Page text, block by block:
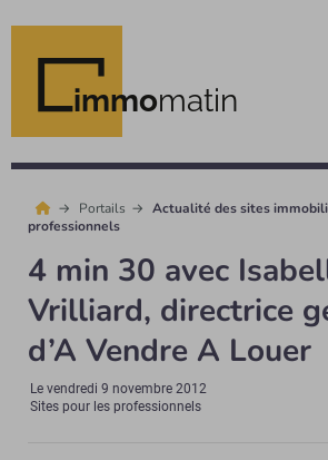
immomatin
Portails
Actualité des sites
professionnels
4 min 30 avec
Vrilliard, directrice
d’A Vendre A Louer
Levendredi 9 novembre 2012
Sites pour les professionnels